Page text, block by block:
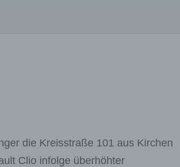
die Kreisstraße 101 aus Kirchen
Clio infolge überhöhter